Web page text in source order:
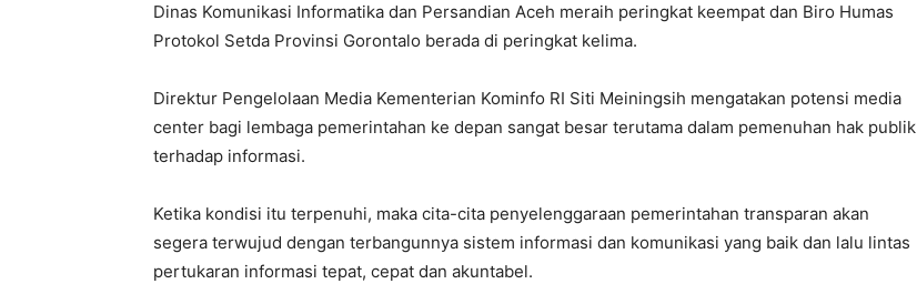
Dinas Komunikasi Informatika dan Persandian Aceh meraih peringkat keempat dan Biro Humas
Protokol Setda Provinsi Gorontalo berada di peringkat kelima.
Direktur Pengelolaan Media Kementerian Kominfo RI Siti Meiningsih mengatakan potensi media
center bagi lembaga pemerintahan ke depan sangat besar terutama dalam pemenuhan hak publik
terhadap informasi.
Ketika kondisi itu terpenuhi, maka cita-cita penyelenggaraan pemerintahan transparan akan
segera terwujud dengan terbangunnya sistem informasi dan komunikasi yang baik dan lalu lintas
pertukaran informasi tepat, cepat dan akuntabel.